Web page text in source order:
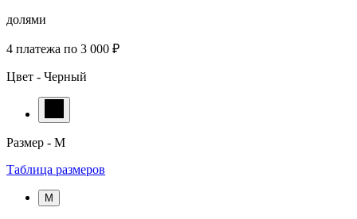
долями
4 платежа по 3 000 ₽
Цвет - Черный
Размер - M
Таблица размеров
M